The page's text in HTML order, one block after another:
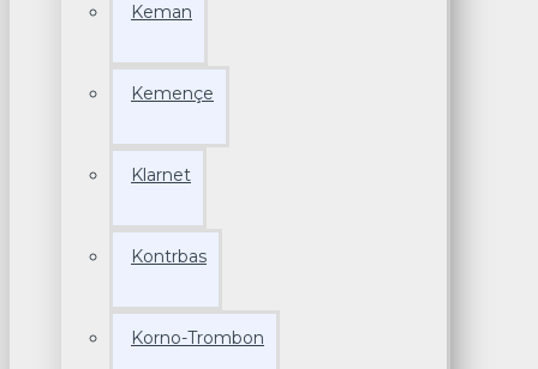
Keman
Kemençe
Klarnet
Kontrbas
Korno-Trombon